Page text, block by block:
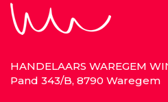
HANDELAARS WAREGEM
Pand 343/B, 8790 Waregem